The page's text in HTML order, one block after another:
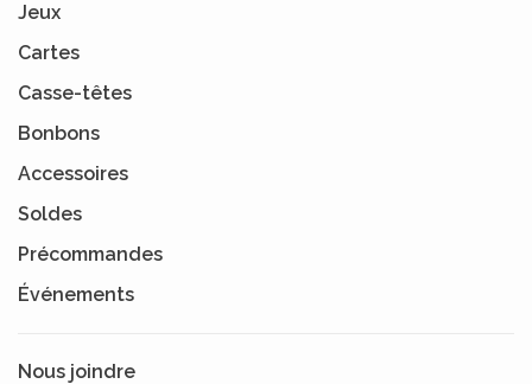
Jeux
Cartes
Casse-têtes
Bonbons
Accessoires
Soldes
Précommandes
Événements
Nous joindre